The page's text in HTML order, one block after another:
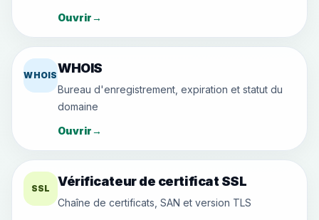
Ouvrir→
WHOISWHOIS
Bureau d'enregistrement, expiration et statut du
domaine
Ouvrir→
SSL Vérificateur de certificat SSL
Chaîne de certificats, SAN et version TLS